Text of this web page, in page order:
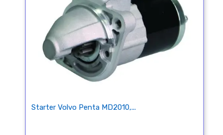
Starter Volvo Penta MD2010,...